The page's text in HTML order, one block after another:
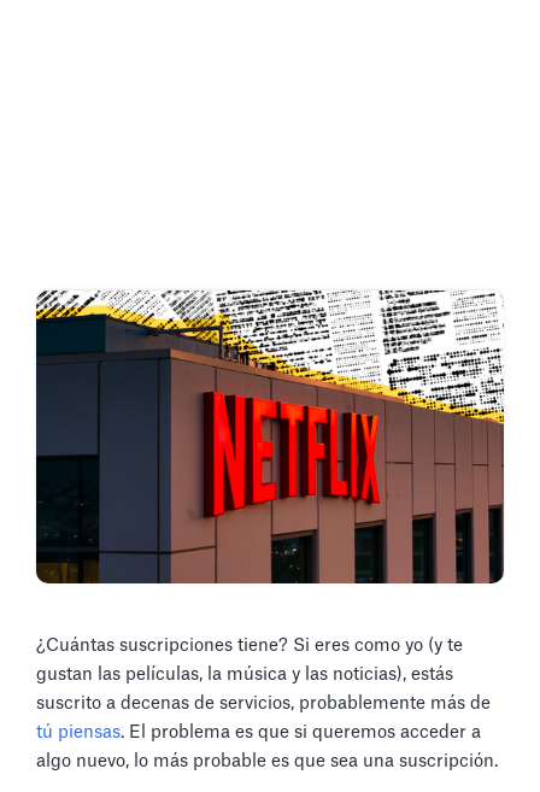
¿Cuántas suscripciones tiene? Si eres como yo (y te
gustan las películas, la música y las noticias), estás
suscrito a decenas de servicios, probablemente más de
tú piensas. El problema es que si queremos acceder a
algo nuevo, lo más probable es que sea una suscripción.